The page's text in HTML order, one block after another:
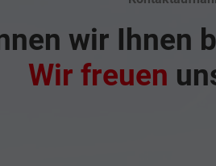
wir Ihnen
Wir freuen